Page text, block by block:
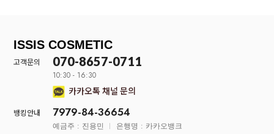
ISSIS COSMETIC
고객문의 070-8657-0711
10:30 - 16:30
카카오톡 채널 문의
뱅킹안내 7979-84-36654
예금주 : 진용민 은행명 : 카카오뱅크